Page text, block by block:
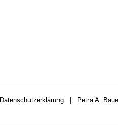
Datenschutzerklärung Petra A.